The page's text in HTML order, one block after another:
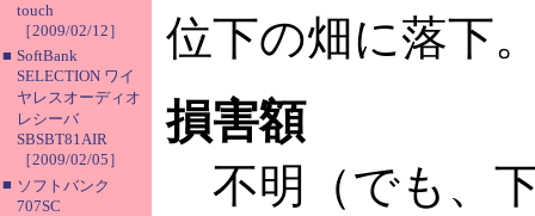
touch
［2009/02/12］
■ SoftBank
SELECTION ワイ
ヤレスオーディオ
レシーバ
SBSBT81AIR
［2009/02/05］
■ ソフトバンク
707SC
位下の畑に落下
損害額
不明（でも、